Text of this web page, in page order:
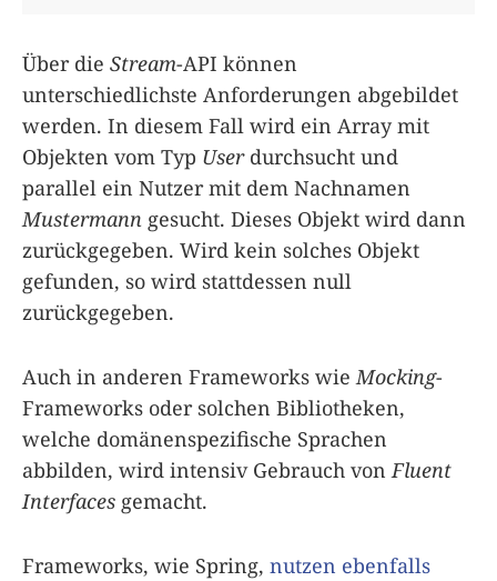
Über die Stream-API können
unterschiedlichste Anforderungen abgebildet
werden. In diesem Fall wird ein Array mit
Objekten vom Typ Userdurchsucht und
parallel ein Nutzer mit dem Nachnamen
Mustermann gesucht. Dieses Objekt wird dann
zurückgegeben. Wird kein solches Objekt
gefunden, so wird stattdessen null
zurückgegeben.
Auch in anderen Frameworks wie Mocking-
Frameworks oder solchen Bibliotheken,
welche domänenspezifische Sprachen
abbilden, wird intensiv Gebrauch von Fluent
Interfaces gemacht.
Frameworks, wie Spring, nutzen ebenfalls